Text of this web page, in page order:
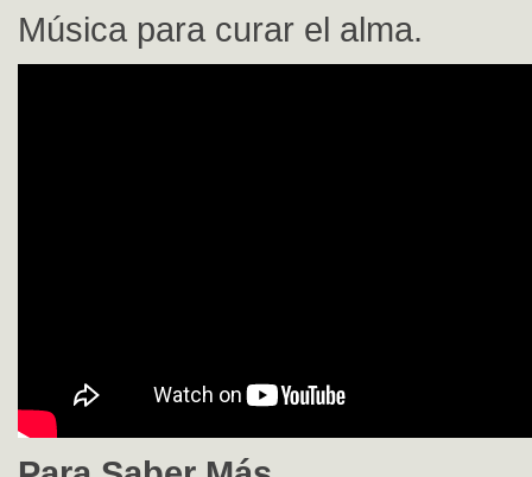
Música para curar el alma.